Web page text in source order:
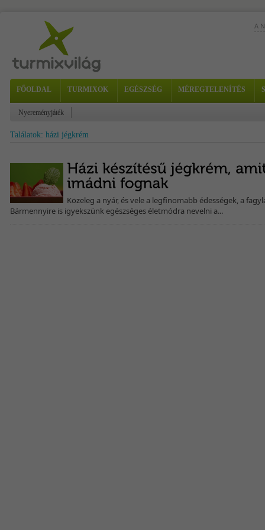
A
FŐOLDAL TURMIXOK EGÉSZSÉG MÉREGTELENÍTÉS
Nyereményjáték
Találatok: házi jégkrém
Közeleg a nyár, és vele a legfinomabb édességek, a
Bármennyire is igyekszünk egészséges életmódra nevelni a...